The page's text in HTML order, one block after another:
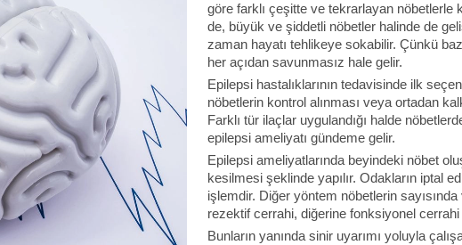
göre farklı çeşitte ve tekrarlayan
de, büyük ve şiddetli nöbetler halinde de
zaman hayatı tehlikeye sokabilir. Çünkü
her açıdan savunmasız hale gelir.
Epilepsi hastalıklarının tedavisinde ilk
nöbetlerin kontrol alınması veya ortadan
Farklı tür ilaçlar uygulandığı halde
epilepsi ameliyatı gündeme gelir.
Epilepsi ameliyatlarında beyindeki nöbet
kesilmesi şeklinde yapılır. Odakların iptal
işlemdir. Diğer yöntem nöbetlerin
rezektif cerrahi, diğerine fonksiyonel cerrahi
Bunların yanında sinir uyarımı yoluyla